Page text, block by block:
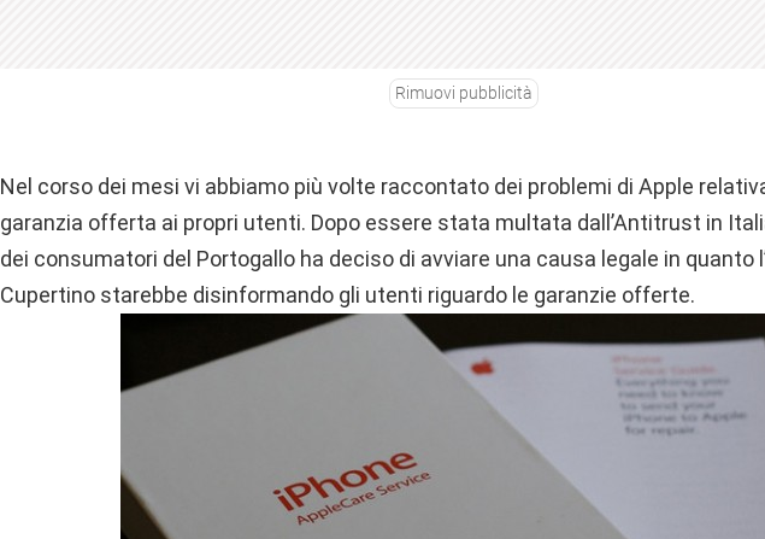
Rimuovi pubblicità
Nel corso dei mesi vi abbiamo più volte raccontato dei problemi di Apple
garanzia offerta ai propri utenti. Dopo essere stata multata dall’Antitrust in
dei consumatori del Portogallo ha deciso di avviare una causa legale in quanto
Cupertino starebbe disinformando gli utenti riguardo le garanzie offerte.